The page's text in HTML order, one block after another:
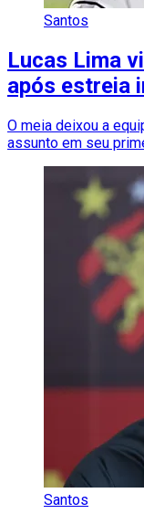
Santos
Lucas Lima
após estreia
O meia deixou a
assunto em seu
Santos